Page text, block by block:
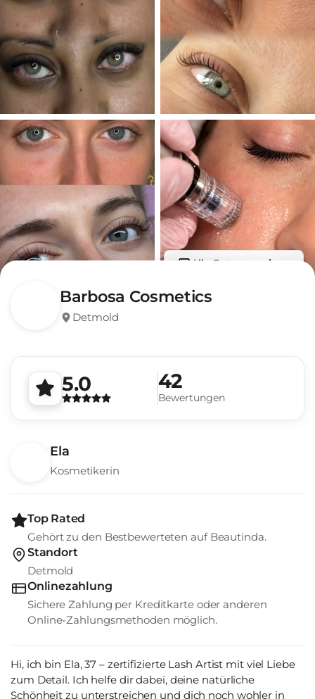
Alle Fotos anzeigen
Barbosa Cosmetics
Detmold
5.0 42
Bewertungen
Ela
Kosmetikerin
Top Rated
Gehört zu den Bestbewerteten auf Beautinda.
Standort
Detmold
Onlinezahlung
Sichere Zahlung per Kreditkarte oder anderen
Online-Zahlungsmethoden möglich.
Hi, ich bin Ela, 37 – zertifizierte Lash Artist mit viel Liebe
zum Detail. Ich helfe dir dabei, deine natürliche
Schönheit zu unterstreichen und dich noch wohler in